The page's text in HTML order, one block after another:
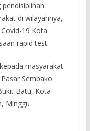
di wilayahnya,
19 Kota
rapid test.
masyarakat
Sembako
Batu, Kota
Minggu